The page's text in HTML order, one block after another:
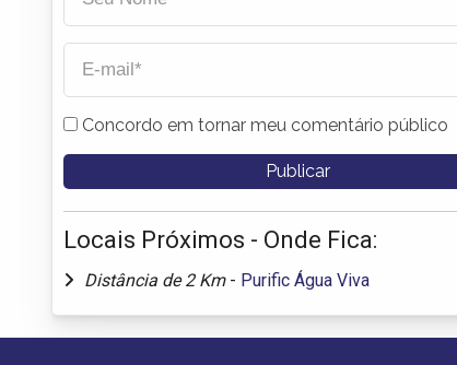
Concordo em tornar meu comentário público
Locais Próximos - Onde Fica:
Distância de 2 Km - Purific Água Viva